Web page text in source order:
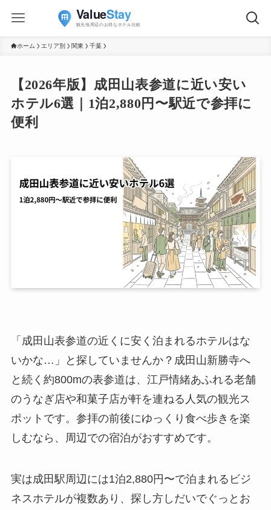
ホーム エリア別 関東 千葉
【2026年版】成田山表参道に近い安い
ホテル6選｜1泊2,880円〜駅近で参拝に
便利
「成田山表参道の近くに安く泊まれるホテルはな
いかな…」と探していませんか？成田山新勝寺へ
と続く約800mの表参道は、江戸情緒あふれる老舗
のうなぎ店や和菓子店が軒を連ねる人気の観光ス
ポットです。参拝の前後にゆっくり食べ歩きを楽
しむなら、周辺での宿泊がおすすめです。
実は成田駅周辺には1泊2,880円〜で泊まれるビジ
ネスホテルが複数あり、探し方しだいでぐっとお